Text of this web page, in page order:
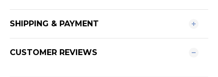
SHIPPING & PAYMENT
CUSTOMER REVIEWS